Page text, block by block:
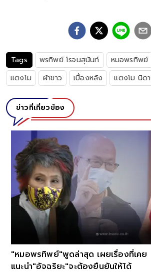
Tags พรทิพย์ โรจนสุนันท์ หมอพรทิพย์
แตงโม
ผ้าขาว เบื้องหลัง แตงโม นิดา
ข่าวที่เกี่ยวข้อง
"หมอพรทิพย์"พูดล่าสุด เผยเรื่องที่เคย
แนะนำ"อัจฉริยะ"จะต้องยืนยันให้ได้